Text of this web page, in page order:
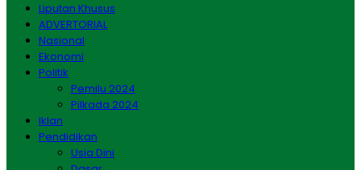
Liputan Khusus
ADVERTORIAL
Nasional
Ekonomi
Politik
Pemilu 2024
Pilkada 2024
Iklan
Pendidikan
Usia Dini